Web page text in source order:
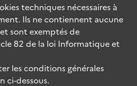
techniques nécessaires à
Ils ne contiennent aucune
sont exemptés de
82 de la loi Informatique et
les conditions générales
ci-dessous.